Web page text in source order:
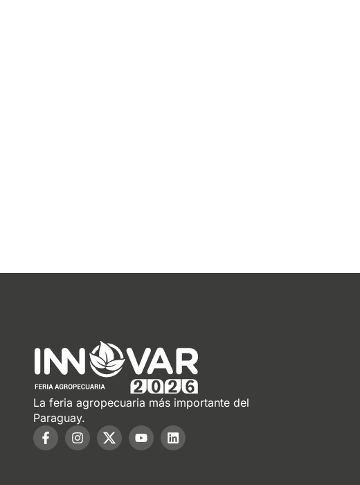
La feria agropecuaria más importante del
Paraguay.